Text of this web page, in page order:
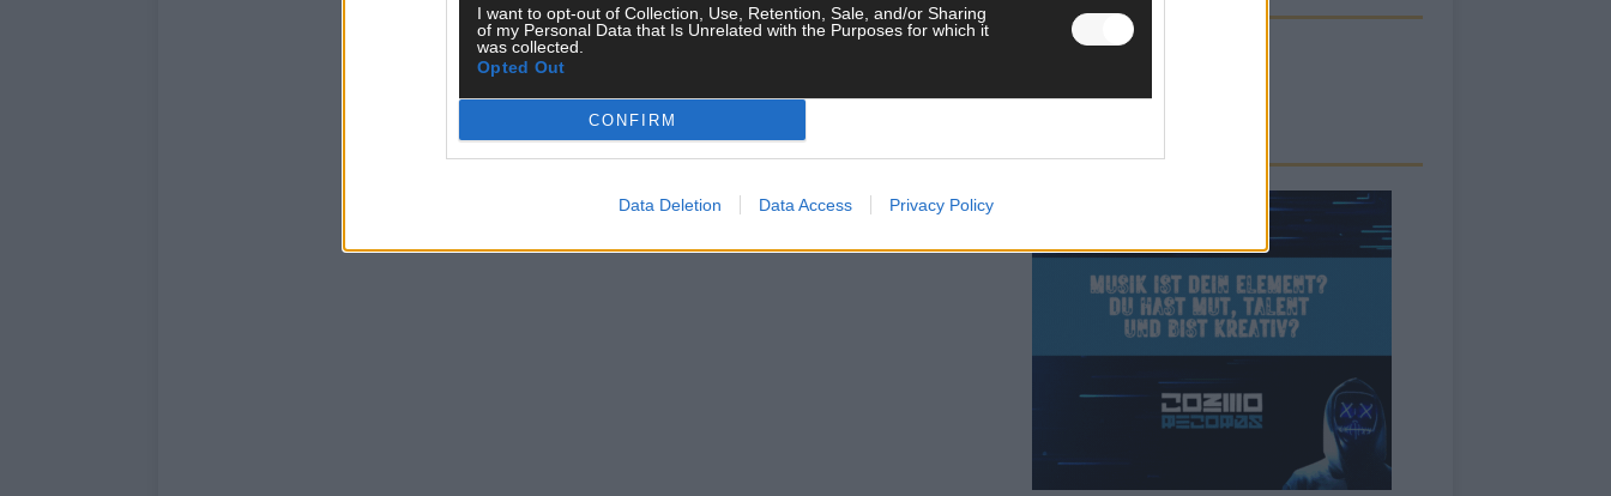
I want to opt-out of Collection, Use, Retention, Sale, and/or Sharing
of my Personal Data that Is Unrelated with the Purposes for which it
was collected.
Opted Out
CONFIRM
Data Deletion Data Access Privacy Policy